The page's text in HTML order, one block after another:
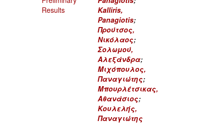
Results
Kalliris,
Panagiotis;
Προύτσος,
Νικόλαος;
Σολωμού,
Αλεξάνδρα;
Μιχόπουλος,
Παναγιώτης;
Μπουρλέτσικας,
Αθανάσιος;
Κουλελής,
Παναγιώτης